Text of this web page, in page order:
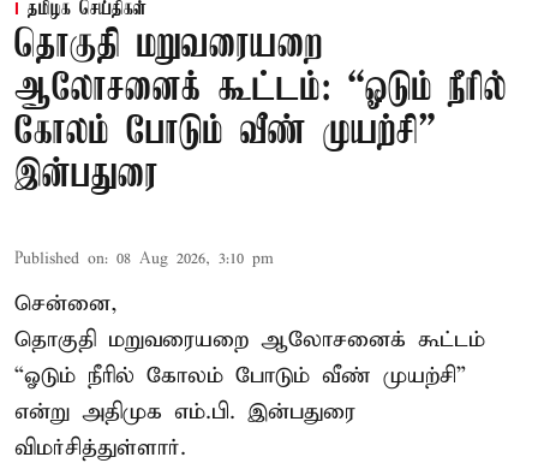
தமிழக செய்திகள்
தொகுதி மறுவரையறை
ஆலோசனைக் கூட்டம்: “ஓடும் நீரில்
கோலம் போடும் வீண் முயற்சி” –
இன்பதுரை
Published on: 08 Aug 2026, 3:10 pm
சென்னை,
தொகுதி மறுவரையறை ஆலோசனைக் கூட்டம்
“ஓடும் நீரில் கோலம் போடும் வீண் முயற்சி”
என்று அதிமுக எம்.பி. இன்பதுரை
விமர்சித்துள்ளார்.